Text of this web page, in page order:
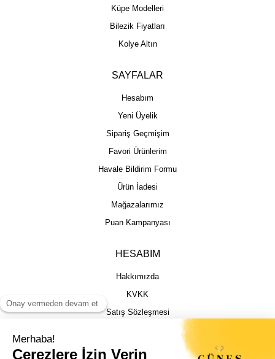
Küpe Modelleri
Bilezik Fiyatları
Kolye Altın
SAYFALAR
Hesabım
Yeni Üyelik
Sipariş Geçmişim
Favori Ürünlerim
Havale Bildirim Formu
Ürün İadesi
Mağazalarımız
Puan Kampanyası
HESABIM
Hakkımızda
KVKK
Satış Sözleşmesi
İptal İade Şartları